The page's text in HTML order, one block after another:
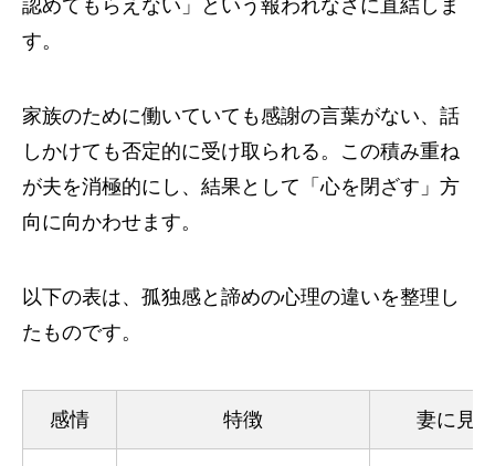
認めてもらえない」という報われなさに直結しま
す。
家族のために働いていても感謝の言葉がない、話
しかけても否定的に受け取られる。この積み重ね
が夫を消極的にし、結果として「心を閉ざす」方
向に向かわせます。
以下の表は、孤独感と諦めの心理の違いを整理し
たものです。
感情 特徴 妻に見